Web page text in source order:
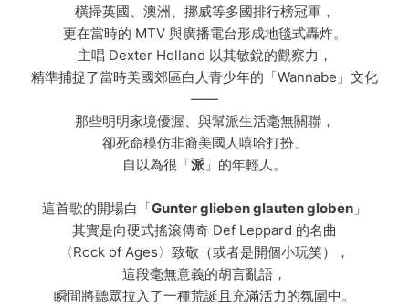
橫掃英國、澳洲、挪威等多國排行榜冠軍，
更在當時的 MTV 與廣播電台形成地毯式轟炸。
主唱 Dexter Holland 以其敏銳的觀察力，
精準捕捉了當時美國郊區白人青少年的「Wannabe」文化
——
那些明明家境優渥、與幫派生活毫無關聯，
卻死命模仿非裔美國人嘻哈打扮、
自以為很「派 」的年輕人。
這首歌的開場白「Gunter glieben glauten globen 」
其實是向硬式搖滾傳奇 Def Leppard 的名曲
〈Rock of Ages〉致敬（或者是開個小玩笑），
這段毫無意義的胡言亂語，
瞬間將聽眾拉入了一種荒誕且充滿活力的氛圍中。